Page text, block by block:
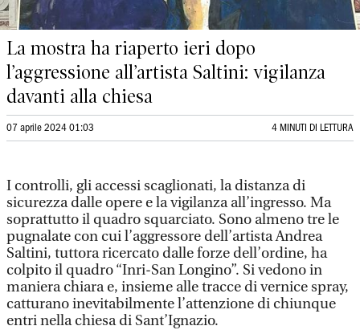
La mostra ha riaperto ieri dopo
l’aggressione all’artista Saltini: vigilanza
davanti alla chiesa
07 aprile 2024 01:03 4 MINUTI DI LETTURA
I controlli, gli accessi scaglionati, la distanza di
sicurezza dalle opere e la vigilanza all’ingresso. Ma
soprattutto il quadro squarciato. Sono almeno tre le
pugnalate con cui l’aggressore dell’artista Andrea
Saltini, tuttora ricercato dalle forze dell’ordine, ha
colpito il quadro “Inri-San Longino”. Si vedono in
maniera chiara e, insieme alle tracce di vernice spray,
catturano inevitabilmente l’attenzione di chiunque
entri nella chiesa di Sant’Ignazio.